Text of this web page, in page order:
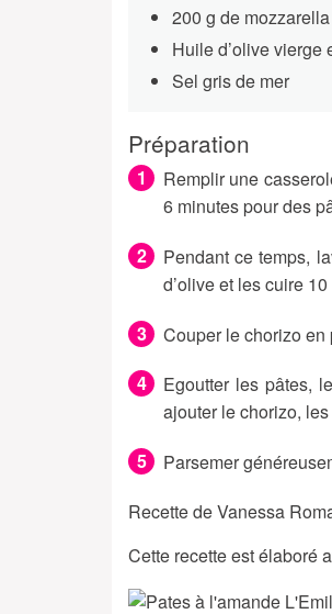
200 g de
Huile d’olive vierge
Sel gris de mer
Préparation
Remplir une
6 minutes pour des
Pendant ce temps,
d’olive et les cuire
Couper le chorizo en
Egoutter les pâtes,
ajouter le chorizo,
Parsemer
Recette de Vanessa
Cette recette est élaboré